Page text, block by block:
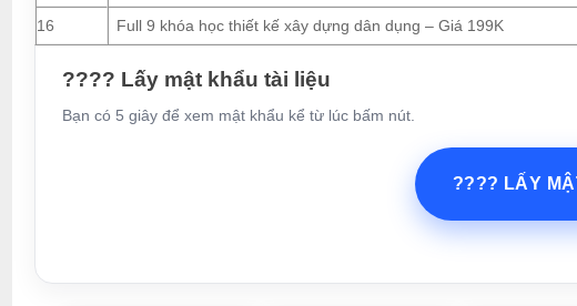
16 Full 9 khóa học thiết kế xây dựng dân dụng – Giá 199K
???? Lấy mật khẩu tài liệu
Bạn có 5 giây để xem mật khẩu kể từ lúc bấm nút.
???? LẤY